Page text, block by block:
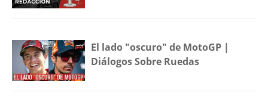
El lado "oscuro" de MotoGP |
Diálogos Sobre Ruedas